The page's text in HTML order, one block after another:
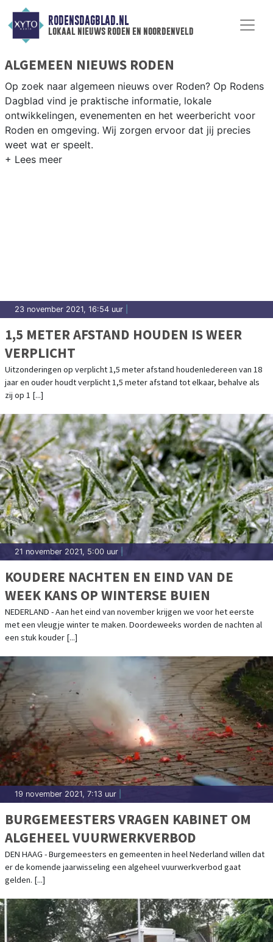
RODENSDAGBLAD.NL
lokaal nieuws roden en noordenveld
ALGEMEEN NIEUWS RODEN
Op zoek naar algemeen nieuws over Roden? Op Rodens
Dagblad vind je praktische informatie, lokale
ontwikkelingen, evenementen en het weerbericht voor
Roden en omgeving. Wij zorgen ervoor dat jij precies
weet wat er speelt.
23 november 2021, 16:54 uur
1,5 METER AFSTAND HOUDEN IS WEER
VERPLICHT
Uitzonderingen op verplicht 1,5 meter afstand houdenIedereen van 18
jaar en ouder houdt verplicht 1,5 meter afstand tot elkaar, behalve als
zij op 1 [...]
21 november 2021, 5:00 uur
KOUDERE NACHTEN EN EIND VAN DE
WEEK KANS OP WINTERSE BUIEN
NEDERLAND - Aan het eind van november krijgen we voor het eerste
met een vleugje winter te maken. Doordeweeks worden de nachten al
een stuk kouder [...]
19 november 2021, 7:13 uur
BURGEMEESTERS VRAGEN KABINET OM
ALGEHEEL VUURWERKVERBOD
DEN HAAG - Burgemeesters en gemeenten in heel Nederland willen dat
er de komende jaarwisseling een algeheel vuurwerkverbod gaat
gelden. [...]